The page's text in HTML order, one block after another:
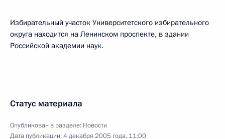
Избирательный участок Университетского избирательного
округа находится на Ленинском проспекте, в здании
Российской академии наук.
Статус материала
Опубликован в разделе: Новости
Дата публикации:4 декабря 2005 года, 11:00